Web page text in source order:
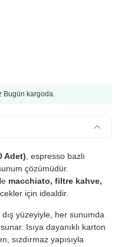
Bugün kargoda.
Adet) , espresso bazlı
çözümüdür.
macchiato, filtre kahve,
için idealdir.
dış yüzeyiyle, her sunumda
Isıya dayanıklı karton
sızdırmaz yapısıyla